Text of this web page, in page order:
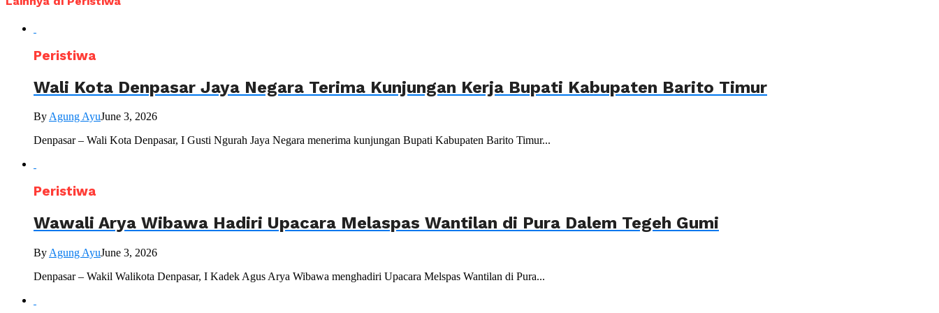
Peristiwa
Wali Kota Denpasar Jaya Negara Terima Kunjungan Kerja Bupati Kabupaten Barito Timur
ByAgung AyuJune 3, 2026
Denpasar – Wali Kota Denpasar, I Gusti Ngurah Jaya Negara menerima kunjungan Bupati Kabupaten Barito Timur...
Peristiwa
Wawali Arya Wibawa Hadiri Upacara Melaspas Wantilan di Pura Dalem Tegeh Gumi
By Agung AyuJune 3, 2026
Denpasar – Wakil Walikota Denpasar, I Kadek Agus Arya Wibawa menghadiri Upacara Melspas Wantilan di Pura...